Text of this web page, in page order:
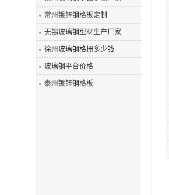
玻璃钢盖板
常州镀锌钢格板定制
无锡玻璃钢型材生产厂家
徐州玻璃钢格栅多少钱
玻璃钢平台价格
泰州镀锌钢格板